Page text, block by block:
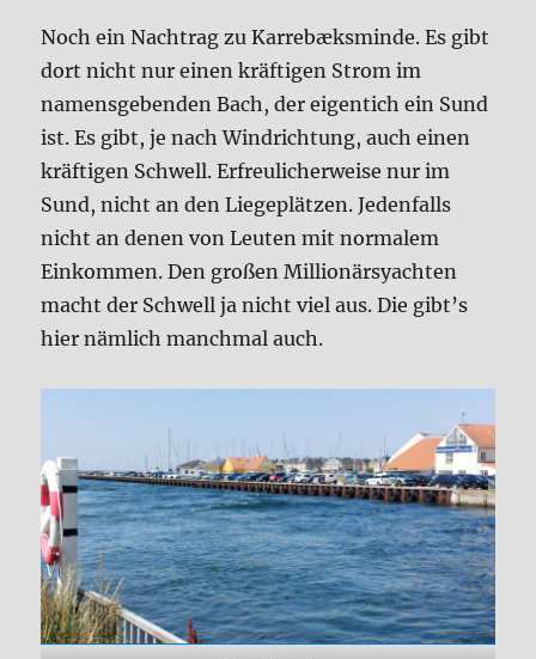
Noch ein Nachtrag zu Karrebæksminde. Es gibt
dort nicht nur einen kräftigen Strom im
namensgebenden Bach, der eigentich ein Sund
ist. Es gibt, je nach Windrichtung, auch einen
kräftigen Schwell. Erfreulicherweise nur im
Sund, nicht an den Liegeplätzen. Jedenfalls
nicht an denen von Leuten mit normalem
Einkommen. Den großen Millionärsyachten
macht der Schwell ja nicht viel aus. Die gibt’s
hier nämlich manchmal auch.